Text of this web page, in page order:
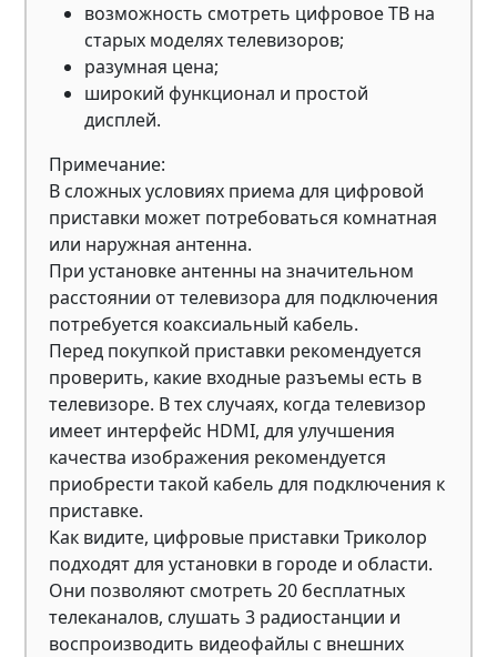
возможность смотреть цифровое ТВ на
старых моделях телевизоров;
разумная цена;
широкий функционал и простой
дисплей.
Примечание:
В сложных условиях приема для цифровой
приставки может потребоваться комнатная
или наружная антенна.
При установке антенны на значительном
расстоянии от телевизора для подключения
потребуется коаксиальный кабель.
Перед покупкой приставки рекомендуется
проверить, какие входные разъемы есть в
телевизоре. В тех случаях, когда телевизор
имеет интерфейс HDMI, для улучшения
качества изображения рекомендуется
приобрести такой кабель для подключения к
приставке.
Как видите, цифровые приставки Триколор
подходят для установки в городе и области.
Они позволяют смотреть 20 бесплатных
телеканалов, слушать 3 радиостанции и
воспроизводить видеофайлы с внешних